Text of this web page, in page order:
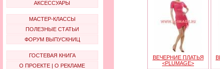
АКСЕССУАРЫ
МАСТЕР-КЛАССЫ
ПОЛЕЗНЫЕ СТАТЬИ
ФОРУМ ВЫПУСКНИЦ
ГОСТЕВАЯ КНИГА
О ПРОЕКТЕ | О РЕКЛАМЕ
ВЕЧЕРНИЕ ПЛАТЬЯ
<PLUMAGE>